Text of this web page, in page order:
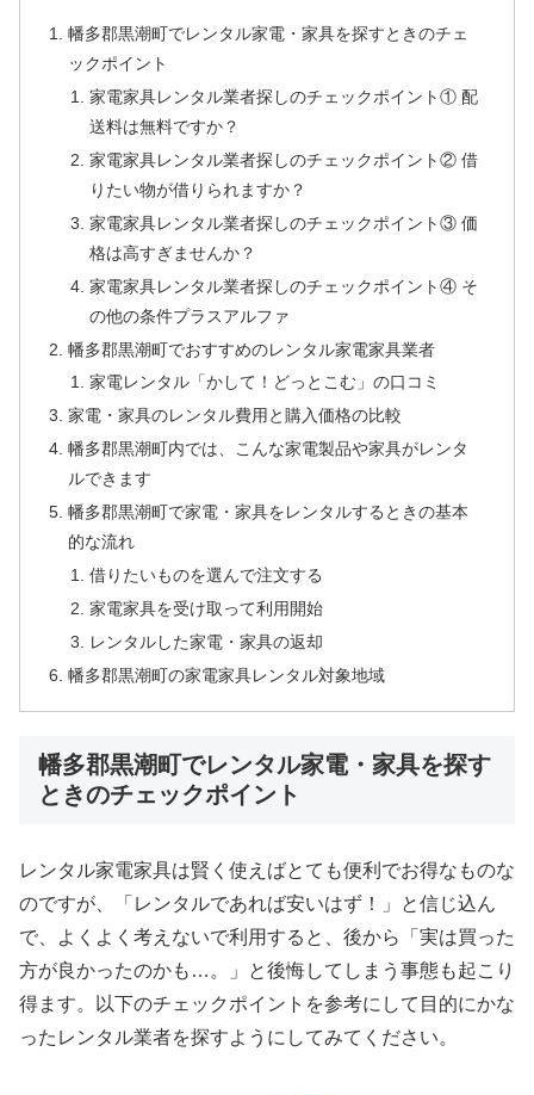
幡多郡黒潮町でレンタル家電・家具を探すときのチェ
ックポイント
家電家具レンタル業者探しのチェックポイント① 配
送料は無料ですか？
家電家具レンタル業者探しのチェックポイント② 借
りたい物が借りられますか？
家電家具レンタル業者探しのチェックポイント③ 価
格は高すぎませんか？
家電家具レンタル業者探しのチェックポイント④ そ
の他の条件プラスアルファ
幡多郡黒潮町でおすすめのレンタル家電家具業者
家電レンタル「かして！どっとこむ」の口コミ
家電・家具のレンタル費用と購入価格の比較
幡多郡黒潮町内では、こんな家電製品や家具がレンタ
ルできます
幡多郡黒潮町で家電・家具をレンタルするときの基本
的な流れ
借りたいものを選んで注文する
家電家具を受け取って利用開始
レンタルした家電・家具の返却
幡多郡黒潮町の家電家具レンタル対象地域
幡多郡黒潮町でレンタル家電・家具を探す
ときのチェックポイント
レンタル家電家具は賢く使えばとても便利でお得なものな
のですが、「レンタルであれば安いはず！」と信じ込ん
で、よくよく考えないで利用すると、後から「実は買った
方が良かったのかも…。」と後悔してしまう事態も起こり
得ます。以下のチェックポイントを参考にして目的にかな
ったレンタル業者を探すようにしてみてください。